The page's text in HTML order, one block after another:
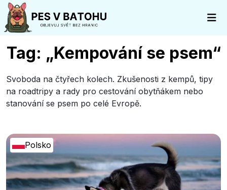
Tag: „Kempování se psem“
Svoboda na čtyřech kolech. Zkušenosti z kempů, tipy
na roadtripy a rady pro cestování obytňákem nebo
stanování se psem po celé Evropě.
Polsko